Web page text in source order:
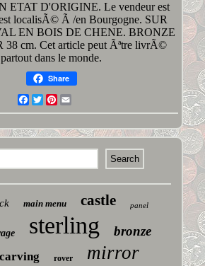
ETAT D'ORIGINE. Le vendeur est
localisÃ© Ã /en Bourgogne. SUR
EN BOIS DE CHENE. BRONZE
cm. Cet article peut Ãªtre livrÃ©
partout dans le monde.
Share
Facebook
TwitterPinterest
main menu castle panel
sterling bronze
carving rover mirror